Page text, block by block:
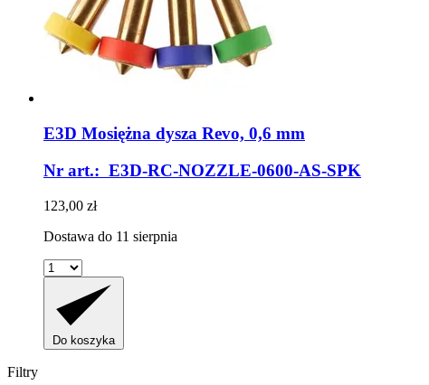
E3D Mosiężna dysza Revo, 0,6 mm
Nr art.: E3D-RC-NOZZLE-0600-AS-SPK
123,00 zł
Dostawa do 11 sierpnia
Do koszyka
Filtry